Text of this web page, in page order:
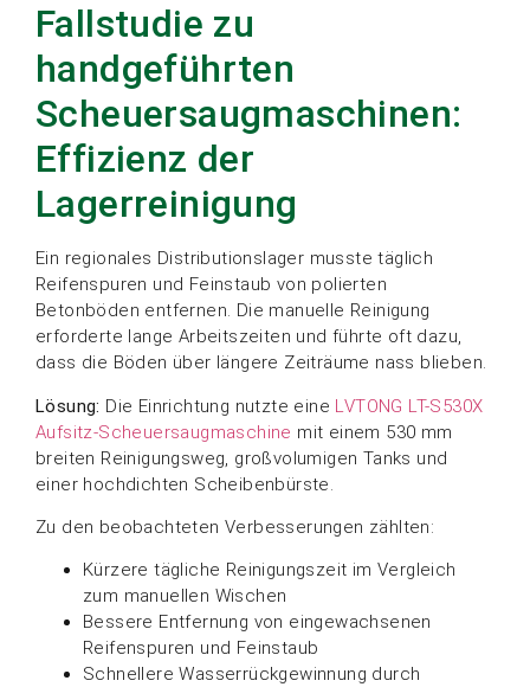
Fallstudie zu
handgeführten
Scheuersaugmaschinen:
Effizienz der
Lagerreinigung
Ein regionales Distributionslager musste täglich
Reifenspuren und Feinstaub von polierten
Betonböden entfernen. Die manuelle Reinigung
erforderte lange Arbeitszeiten und führte oft dazu,
dass die Böden über längere Zeiträume nass blieben.
Lösung: Die Einrichtung nutzte eine LVTONG LT-S530X
Aufsitz-Scheuersaugmaschine mit einem 530 mm
breiten Reinigungsweg, großvolumigen Tanks und
einer hochdichten Scheibenbürste.
Zu den beobachteten Verbesserungen zählten:
Kürzere tägliche Reinigungszeit im Vergleich
zum manuellen Wischen
Bessere Entfernung von eingewachsenen
Reifenspuren und Feinstaub
Schnellere Wasserrückgewinnung durch